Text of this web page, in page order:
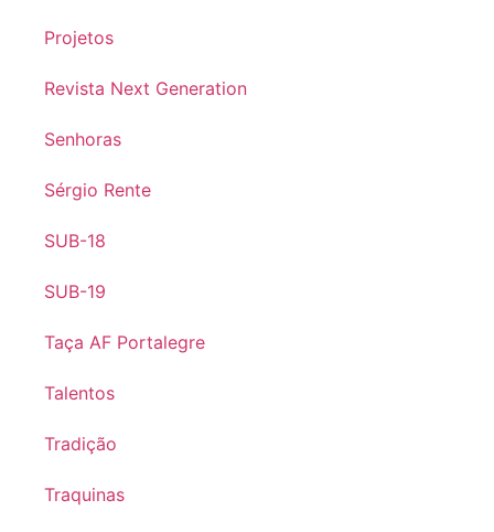
Projetos
Revista Next Generation
Senhoras
Sérgio Rente
SUB-18
SUB-19
Taça AF Portalegre
Talentos
Tradição
Traquinas